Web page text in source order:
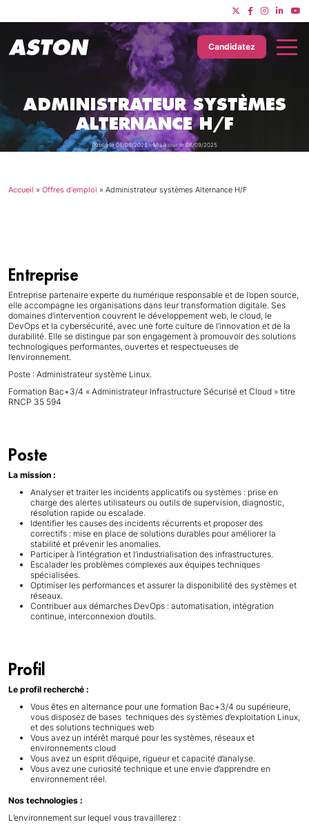
Candidatez
ADMINISTRATEUR SYSTÈMES
ALTERNANCE H/F
Publié le 08/09/2025 - Mis à jour le 08/09/2025
Accueil » Offres d'emploi » Administrateur systèmes Alternance H/F
Entreprise
Entreprise partenaire experte du numérique responsable et de l’open source,
elle accompagne les organisations dans leur transformation digitale. Ses
domaines d’intervention couvrent le développement web, le cloud, le
DevOps et la cybersécurité, avec une forte culture de l’innovation et de la
durabilité. Elle se distingue par son engagement à promouvoir des solutions
technologiques performantes, ouvertes et respectueuses de
l’environnement.
Poste : Administrateur système Linux.
Formation Bac+3/4 « Administrateur Infrastructure Sécurisé et Cloud » titre
RNCP 35 594
Poste
La mission :
Analyser et traiter les incidents applicatifs ou systèmes : prise en
charge des alertes utilisateurs ou outils de supervision, diagnostic,
résolution rapide ou escalade.
Identifier les causes des incidents récurrents et proposer des
correctifs : mise en place de solutions durables pour améliorer la
stabilité et prévenir les anomalies.
Participer à l’intégration et l’industrialisation des infrastructures.
Escalader les problèmes complexes aux équipes techniques
spécialisées.
Optimiser les performances et assurer la disponibilité des systèmes et
réseaux.
Contribuer aux démarches DevOps : automatisation, intégration
continue, interconnexion d’outils.
Profil
Le profil recherché :
Vous êtes en alternance pour une formation Bac+3/4 ou supérieure,
vous disposez de bases techniques des systèmes d’exploitation Linux,
et des solutions techniques web
Vous avez un intérêt marqué pour les systèmes, réseaux et
environnements cloud
Vous avez un esprit d’équipe, rigueur et capacité d’analyse.
Vous avez une curiosité technique et une envie d’apprendre en
environnement réel.
Nos technologies :
L’environnement sur lequel vous travaillerez :